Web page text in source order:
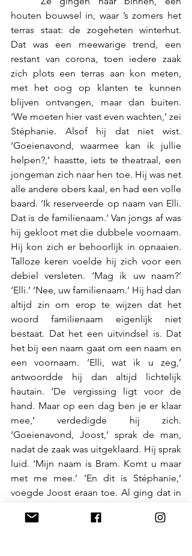
houten bouwsel in, waar ’s zomers het
terras staat: de zogeheten winterhut.
Dat was een meewarige trend, een
restant van corona, toen iedere zaak
zich plots een terras aan kon meten,
met het oog op klanten te kunnen
blijven ontvangen, maar dan buiten.
‘We moeten hier vast even wachten,’ zei
Stéphanie. Alsof hij dat niet wist.
‘Goeienavond, waarmee kan ik jullie
helpen?,’ haastte, iets te theatraal, een
jongeman zich naar hen toe. Hij was net
alle andere obers kaal, en had een volle
baard. ‘Ik reserveerde op naam van Elli.
Dat is de familienaam.’ Van jongs af was
hij gekloot met die dubbele voornaam.
Hij kon zich er behoorlijk in opnaaien.
Talloze keren voelde hij zich voor een
debiel versleten. ‘Mag ik uw naam?’
‘Elli.’ ‘Nee, uw familienaam.’ Hij had dan
altijd zin om erop te wijzen dat het
woord familienaam eigenlijk niet
bestaat. Dat het een uitvindsel is. Dat
het bij een naam gaat om een naam en
een voornaam. ‘Elli, wat ik u zeg,’
antwoordde hij dan altijd lichtelijk
hautain. ‘De vergissing ligt voor de
hand. Maar op een dag ben je er klaar
mee,’ verdedigde hij zich.
‘Goeienavond, Joost,’ sprak de man,
nadat de zaak was uitgeklaard. Hij sprak
luid. ‘Mijn naam is Bram. Komt u maar
met me mee.’ ‘En dit is Stéphanie,’
voegde Joost eraan toe. Al ging dat in
De Walhalla zat afgeladen vol. Halfzes